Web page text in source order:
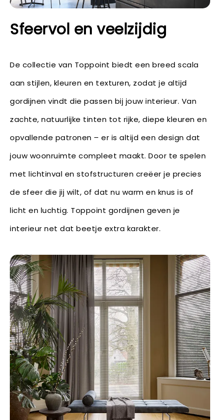
Sfeervol en veelzijdig
De collectie van Toppoint biedt een breed scala
aan stijlen, kleuren en texturen, zodat je altijd
gordijnen vindt die passen bij jouw interieur. Van
zachte, natuurlijke tinten tot rijke, diepe kleuren en
opvallende patronen – er is altijd een design dat
jouw woonruimte compleet maakt. Door te spelen
met lichtinval en stofstructuren creëer je precies
de sfeer die jij wilt, of dat nu warm en knus is of
licht en luchtig. Toppoint gordijnen geven je
interieur net dat beetje extra karakter.